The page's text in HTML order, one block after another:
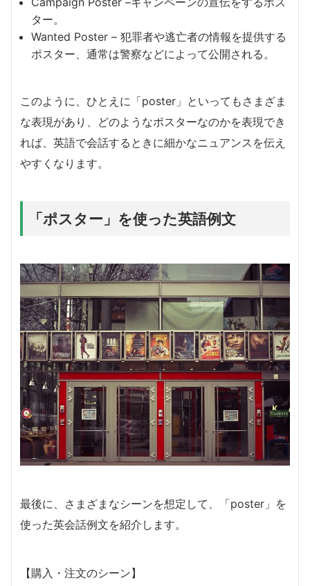
ター。
Wanted Poster – 犯罪者や逃亡者の情報を提供する
ポスター、通常は警察などによって公開される。
このように、ひとえに「poster」といってもさまざま
な表現があり、どのようなポスターなのかを表現でき
れば、英語で会話するときに細かなニュアンスを伝え
やすくなります。
「ポスター」を使った英語例文
最後に、さまざまなシーンを想定して、「poster」を
使った英会話例文を紹介します。
【購入・注文のシーン】